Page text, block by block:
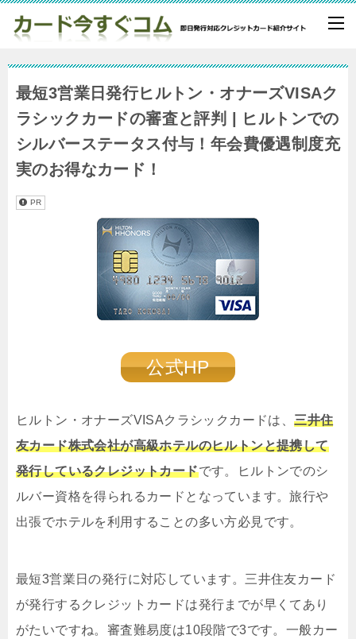
最短3営業日発行ヒルトン・オナーズVISAク
ラシックカードの審査と評判 | ヒルトンでの
シルバーステータス付与！年会費優遇制度充
実のお得なカード！
PR
公式HP
ヒルトン・オナーズVISAクラシックカードは、三井住
友カード株式会社が高級ホテルのヒルトンと提携して
発行しているクレジットカードです。ヒルトンでのシ
ルバー資格を得られるカードとなっています。旅行や
出張でホテルを利用することの多い方必見です。
最短3営業日の発行に対応しています。三井住友カード
が発行するクレジットカードは発行までが早くてあり
がたいですね。審査難易度は10段階で3です。一般カー